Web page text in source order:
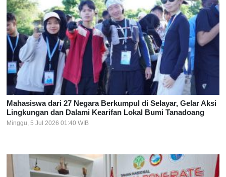
Mahasiswa dari 27 Negara Berkumpul di Selayar, Gelar Aksi
Lingkungan dan Dalami Kearifan Lokal Bumi Tanadoang
Minggu, 5 Jul 2026 01:40 WIB